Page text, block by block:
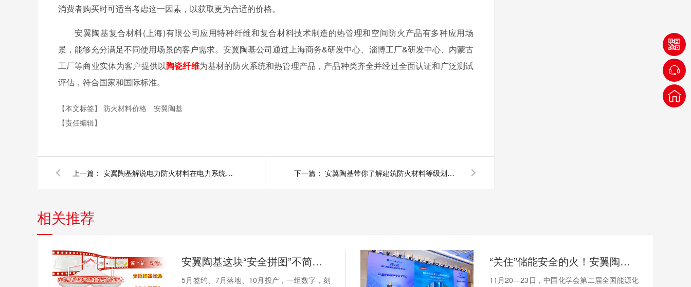
消费者购买时可适当考虑这一因素，以获取更为合适的价格。
安翼陶基复合材料(上海)有限公司应用特种纤维和复合材料技术制造的热管理和空间防火产品有多种应用场
景，能够充分满足不同使用场景的客户需求。安翼陶基公司通过上海商务&研发中心、淄博工厂&研发中心、内蒙古
工厂等商业实体为客户提供以陶瓷纤维为基材的防火系统和热管理产品，产品种类齐全并经过全面认证和广泛测试
评估，符合国家和国际标准。
【本文标签】 防火材料价格
安翼陶基
【责任编辑】
上一篇： 安翼陶基解说电力防火材料在电力系统中的应用价值 下一篇： 安翼陶基带你了解建筑防火材料等级划分标准
相关推荐
安翼陶基这块“安全拼图”不简单！ | 溪“新”对话⑫
5月签约、7月落地、10月投产，一组数字，刻
“关住”储能安全的火！安翼陶基携“中国方案”亮相全国能源化学大会
11月20—23日，中国化学会第二届全国能源化